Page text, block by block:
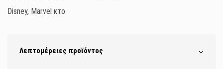
Disney, Marvel κτο
Λεπτομέρειες προϊόντος